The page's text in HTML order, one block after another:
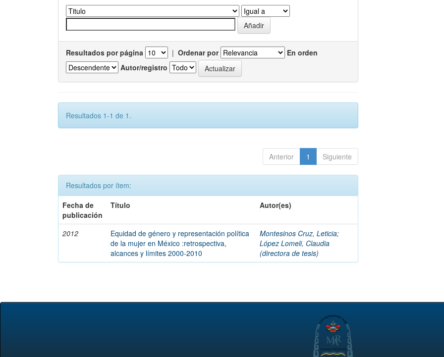
Resultados por página | Ordenar por
En orden
Autor/registro
Resultados 1-1 de 1.
Anterior 1 Siguiente
Resultados por ítem:
Fecha de
publicación
Título Autor(es)
2012
Equidad de género y representación política
de la mujer en México :retrospectiva,
alcances y límites 2000-2010
Montesinos Cruz, Leticia;
López Lomeli, Claudia
(directora de tesis)